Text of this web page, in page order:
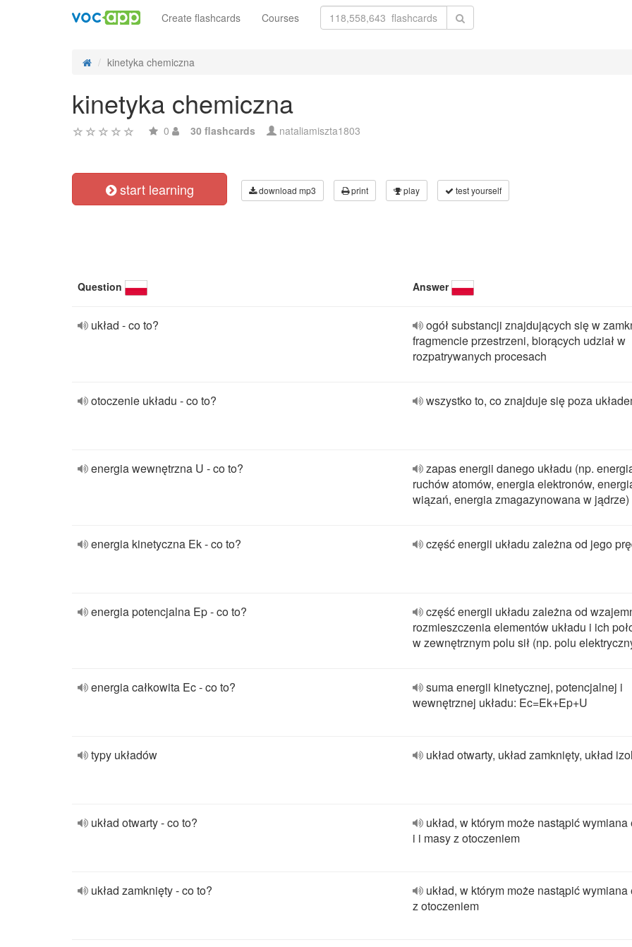
Create flashcards Courses
kinetyka chemiczna
kinetyka chemiczna
0 30 flashcards nataliamiszta1803
start learning download mp3 print play test yourself
Question Answer
układ - co to?
ogół substancji znajdujących się w
fragmencie przestrzeni, biorących udział w
rozpatrywanych procesach
otoczenie układu - co to? wszystko to, co znajduje się poza
energia wewnętrzna U - co to?
zapas energii danego układu (np.
ruchów atomów, energia elektronów,
wiązań, energia zmagazynowana w jądrze)
energia kinetyczna Ek - co to? część energii układu zależna od jego
energia potencjalna Ep - co to?
część energii układu zależna od
rozmieszczenia elementów układu i ich
w zewnętrznym polu sił (np. polu
energia całkowita Ec - co to?
suma energii kinetycznej, potencjalnej i
wewnętrznej układu: Ec=Ek+Ep+U
typy układów układ otwarty, układ zamknięty, układ
układ otwarty - co to?
układ, w którym może nastąpić wymiana
i i masy z otoczeniem
układ zamknięty - co to?
układ, w którym może nastąpić wymiana
z otoczeniem